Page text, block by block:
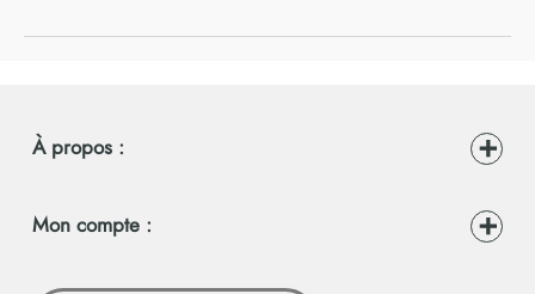
À propos :
Mon compte :